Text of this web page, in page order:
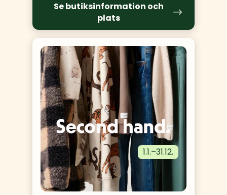
Se butiksinformation och
plats
1.1.–31.12.